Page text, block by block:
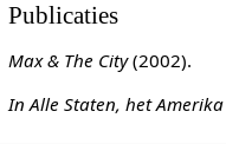
Publicaties
Max & The City(2002).
In Alle Staten, het